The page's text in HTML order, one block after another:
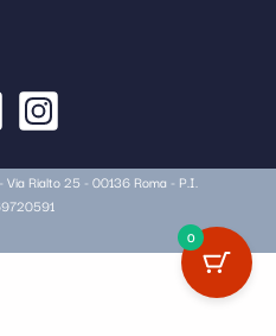
Via Rialto 25 - 00136 Roma - P.I.
0